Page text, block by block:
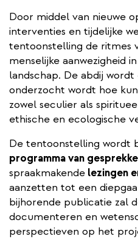
Door middel van nieuwe
interventies en tijdelijke
tentoonstelling de ritmes
menselijke aanwezigheid
landschap. De abdij
onderzocht wordt hoe
zowel seculier als
ethische en ecologische
De tentoonstelling wordt
programma van
spraakmakende lezingen
aanzetten tot een
bijhorende publicatie zal
documenteren en
perspectieven op het